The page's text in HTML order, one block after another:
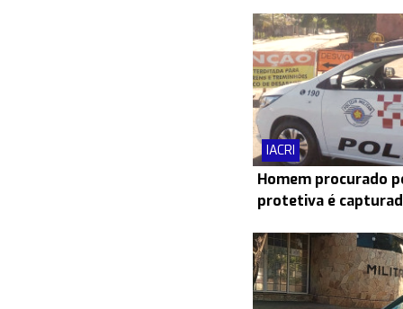
IACRI
Homem procurado
protetiva é